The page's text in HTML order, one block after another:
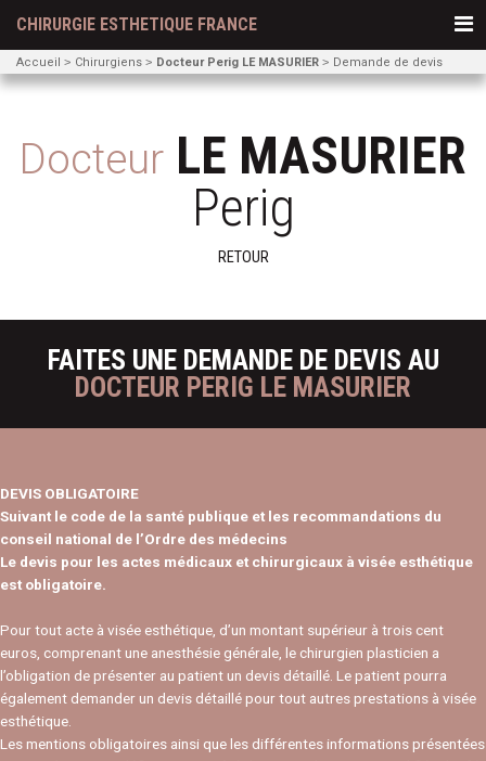
CHIRURGIE ESTHETIQUE FRANCE
Accueil Chirurgiens Docteur Perig LE MASURIER Demande de devis
Docteur LE MASURIER
Perig
RETOUR
FAITES UNE DEMANDE DE DEVIS AU
DOCTEUR PERIG LE MASURIER
DEVIS OBLIGATOIRE
Suivant le code de la santé publique et les recommandations du
conseil national de l’Ordre des médecins
Le devis pour les actes médicaux et chirurgicaux à visée esthétique
est obligatoire.
Pour tout acte à visée esthétique, d’un montant supérieur à trois cent
euros, comprenant une anesthésie générale, le chirurgien plasticien a
l’obligation de présenter au patient un devis détaillé. Le patient pourra
également demander un devis détaillé pour tout autres prestations à visée
esthétique.
Les mentions obligatoires ainsi que les différentes informations présentées